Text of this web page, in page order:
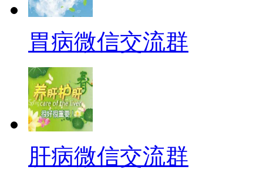
胃病微信交流群
肝病微信交流群